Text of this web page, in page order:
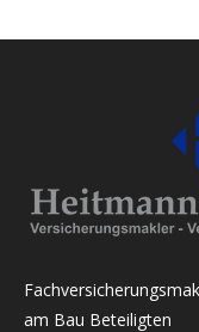
am Bau Beteiligten